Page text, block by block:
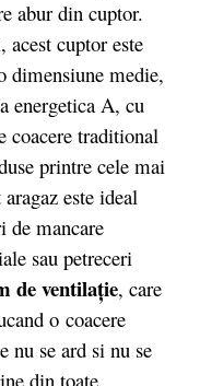
abur din cuptor.
cuptor este
dimensiune medie,
energetica A, cu
coacere traditional
printre cele mai
este ideal
de mancare
sau petreceri
de ventilaţie, care
o coacere
nu se ard si nu se
din toate